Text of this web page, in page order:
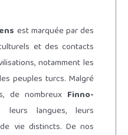
est marquée par des
et des contacts
notamment les
peuples turcs. Malgré
de nombreux Finno-
leurs langues, leurs
vie distincts. De nos